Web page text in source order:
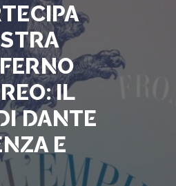
IL
DANTE
E